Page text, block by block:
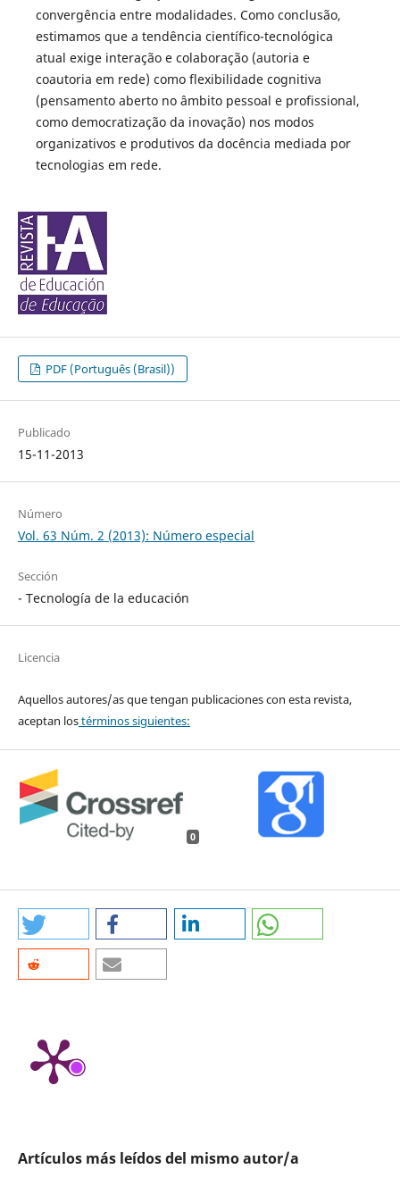
convergência entre modalidades. Como conclusão,
estimamos que a tendência científico-tecnológica
atual exige interação e colaboração (autoria e
coautoria em rede) como flexibilidade cognitiva
(pensamento aberto no âmbito pessoal e profissional,
como democratização da inovação) nos modos
organizativos e produtivos da docência mediada por
tecnologias em rede.
PDF (Português (Brasil))
Publicado
15-11-2013
Número
Vol. 63 Núm. 2 (2013): Número especial
Sección
- Tecnología de la educación
Licencia
Aquellos autores/as que tengan publicaciones con esta revista,
aceptan lostérminos siguientes:
0
Artículos más leídos del mismo autor/a